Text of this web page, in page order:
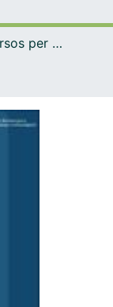
el DDCentre de Recursos per a l'Aprenentatge i la Investigació (CRAI-UB) - Institucional